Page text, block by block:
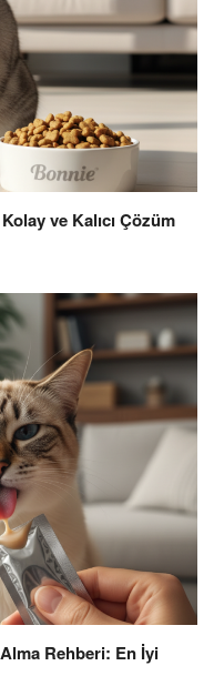
ve Kalıcı Çözüm
Rehberi: En İyi